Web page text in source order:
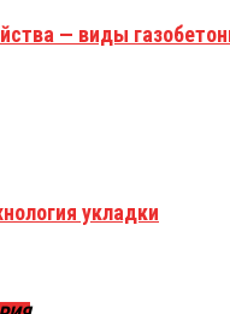
— виды
укладки